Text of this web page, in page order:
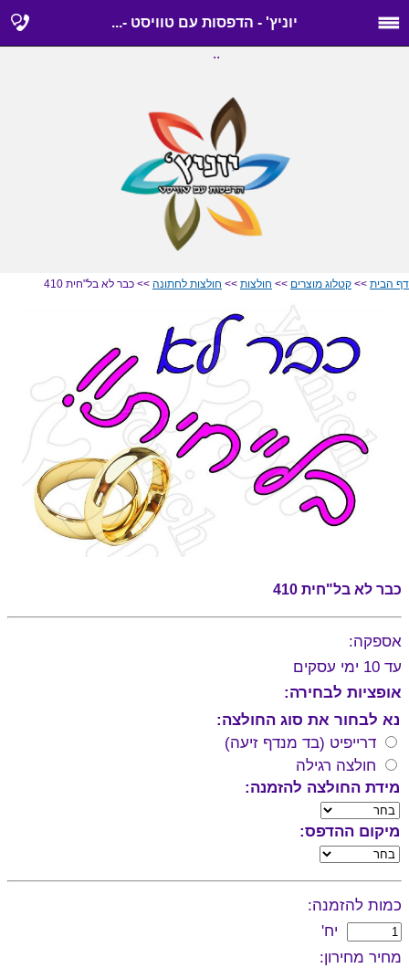
יוניץ' - הדפסות עם טוויסט -...
..
דף הבית >> קטלוג מוצרים >> חולצות >> חולצות לחתונה >> כבר לא בל"חית 410
כבר לא בל"חית 410
אספקה:
עד 10 ימי עסקים
אופציות לבחירה:
נא לבחור את סוג החולצה:
דרייפיט (בד מנדף זיעה)
חולצה רגילה
מידת החולצה להזמנה:
מיקום ההדפס:
כמות להזמנה:
יח'
מחיר מחירון: